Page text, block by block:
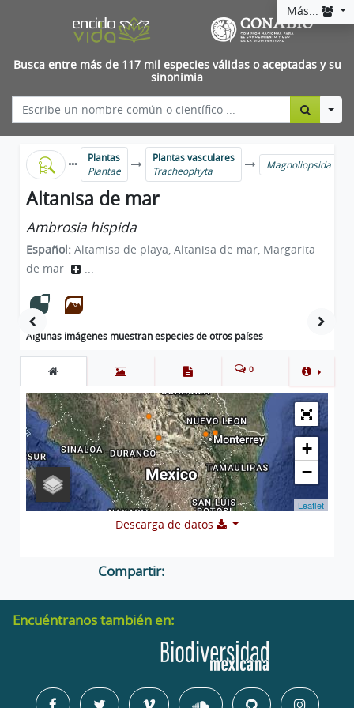
Más...
Busca entre más de 117 mil especies válidas o aceptadas y su
sinonimia
Plantas
Plantae
Plantas vasculares
Tracheophyta
Magnoliopsida
Altanisa de mar
Ambrosia hispida
Español: Altamisa de playa, Altanisa de mar, Margarita
de mar
...
Algunas imágenes muestran especies de otros países
0
+
−
Leaflet
Descarga de datos
Compartir:
Encuéntranos también en: